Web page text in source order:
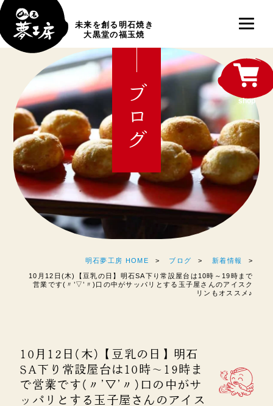
未来を創る明石焼き
大黒堂の福玉焼
ブログ
明石夢工房 HOME ブログ 新着情報
10月12日(木)【豆乳の日】明石SA下り常設屋台は10時～19時まで
営業です(〃’▽’〃)口の中がサッパリとする玉子屋さんのアイスク
リンもオススメ♪
10月12日(木)【豆乳の日】明石
SA下り常設屋台は10時～19時ま
で営業です(〃’▽’〃)口の中がサ
ッパリとする玉子屋さんのアイス
shop